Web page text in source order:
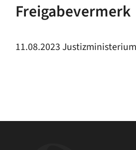
Freigabevermerk
11.08.2023